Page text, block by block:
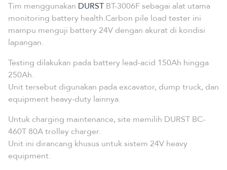
Tim menggunakan DURST BT-3006F sebagai alat utama
monitoring battery health.Carbon pile load tester ini
mampu menguji battery 24V dengan akurat di kondisi
lapangan.
Testing dilakukan pada battery lead-acid 150Ah hingga
250Ah.
Unit tersebut digunakan pada excavator, dump truck, dan
equipment heavy-duty lainnya.
Untuk charging maintenance, site memilih DURST BC-
460T 80A trolley charger.
Unit ini dirancang khusus untuk sistem 24V heavy
equipment.